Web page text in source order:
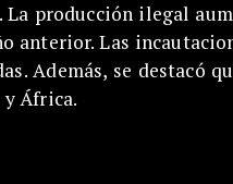
La producción ilegal
anterior. Las
Además, se destacó
y África.